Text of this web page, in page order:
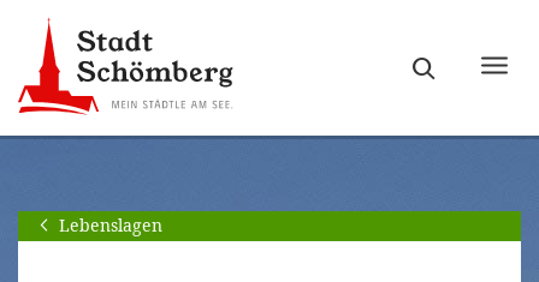
Hauptnavigation
springen
[Alt]+
Seiteninhalt
springen
[Alt]+
Lebenslagen